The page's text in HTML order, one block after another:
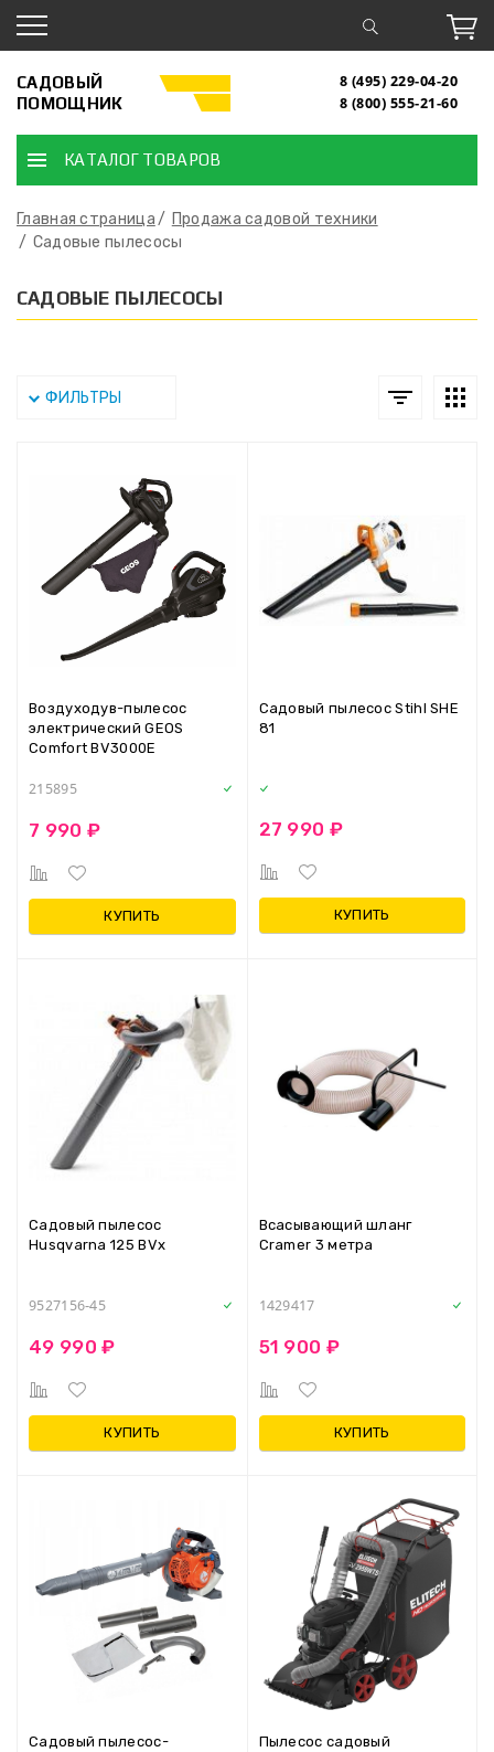
САДОВЫЙ
ПОМОЩНИК
8 (495) 229-04-20
8 (800) 555-21-60
КАТАЛОГ ТОВАРОВ
Главная страница
Продажа садовой техники
Садовые пылесосы
САДОВЫЕ ПЫЛЕСОСЫ
ФИЛЬТРЫ
Воздуходув-пылесос
электрический GEOS
Comfort BV3000E
215895
7 990 ₽
КУПИТЬ
Садовый пылесос Stihl SHE
81
27 990 ₽
КУПИТЬ
Садовый пылесос
Husqvarna 125 BVx
9527156-45
49 990 ₽
КУПИТЬ
Всасывающий шланг
Cramer 3 метра
1429417
51 900 ₽
КУПИТЬ
Садовый пылесос-
Пылесос садовый